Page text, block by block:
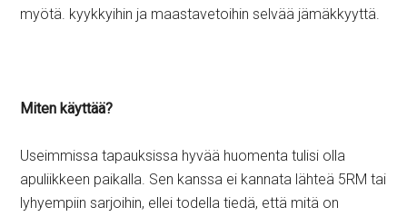
myötä. kyykkyihin ja maastavetoihin selvää jämäkkyyttä.
Miten käyttää?
Useimmissa tapauksissa hyvää huomenta tulisi olla
apuliikkeen paikalla. Sen kanssa ei kannata lähteä 5RM tai
lyhyempiin sarjoihin, ellei todella tiedä, että mitä on